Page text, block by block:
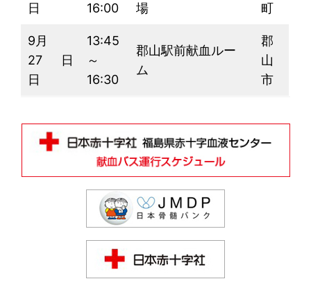
日
16:00
場
町
9月
27
日
日
13:45
～
16:30
郡山駅前献血ルー
ム
郡
山
市